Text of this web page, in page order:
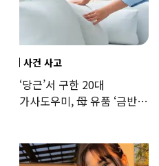
사건 사고
‘당근’서 구한 20대
가사도우미, 母 유품 ‘금반지